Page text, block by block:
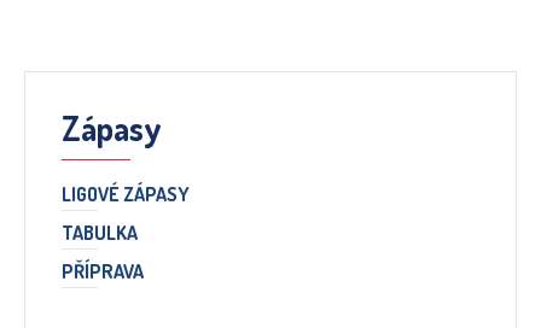
Zápasy
LIGOVÉ ZÁPASY
TABULKA
PŘÍPRAVA